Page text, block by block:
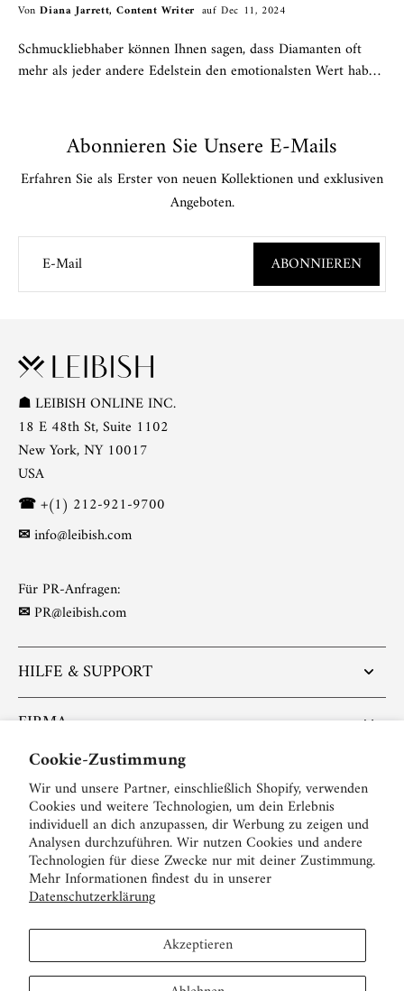
Cookie-Zustimmung
Wir und unsere Partner, einschließlich Shopify, verwenden
Cookies und weitere Technologien, um dein Erlebnis
individuell an dich anzupassen, dir Werbung zu zeigen und
Analysen durchzuführen. Wir nutzen Cookies und andere
Technologien für diese Zwecke nur mit deiner Zustimmung.
Mehr Informationen findest du in unserer
Datenschutzerklärung
Akzeptieren
VonDiana Jarrett, Content Writer auf Dec 11, 2024
Schmuckliebhaber können Ihnen sagen, dass Diamanten oft
mehr als jeder andere Edelstein den emotionalsten Wert haben,
Abonnieren Sie Unsere E-Mails
Erfahren Sie als Erster von neuen Kollektionen und exklusiven
Angeboten.
E-Mail ABONNIEREN
☗LEIBISH ONLINE INC.
18 E 48th St, Suite 1102
New York, NY 10017
USA
☎+(1) 212-921-9700
✉info@leibish.com
Für PR-Anfragen:
✉PR@leibish.com
HILFE & SUPPORT
FIRMA
RICHTLINIEN & RECHTLICHES
POPULÄRE ARTIKEL
FOLGEN SIE UNS:
USD $